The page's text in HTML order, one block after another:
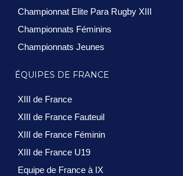
Championnat Elite Para Rugby XIII
Championnats Féminins
Championnats Jeunes
ÉQUIPES DE FRANCE
XIII de France
XIII de France Fauteuil
XIII de France Féminin
XIII de France U19
Equipe de France à IX